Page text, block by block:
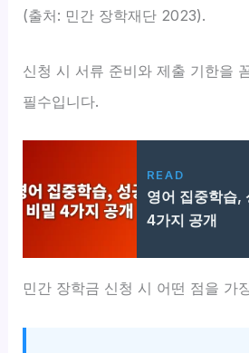
(출처: 민간 장학재단 2023).
신청 시 서류 준비와 제출 기한을
필수입니다.
READ
영어 집중학습,
4가지 공개
민간 장학금 신청 시 어떤 점을 가